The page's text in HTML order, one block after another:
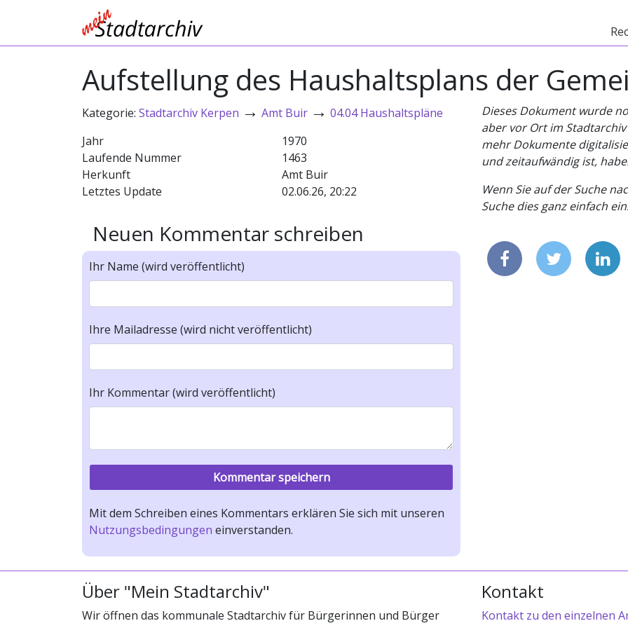
Aufstellung des Haushaltsplans der
Kategorie: Stadtarchiv Kerpen → Amt Buir → 04.04 Haushaltspläne
Jahr
1970
Laufende Nummer
1463
Herkunft
Amt Buir
Letztes Update
02.06.26, 20:22
Neuen Kommentar schreiben
Ihr Name (wird veröffentlicht)
Ihre Mailadresse (wird nicht veröffentlicht)
Ihr Kommentar (wird veröffentlicht)
Mit dem Schreiben eines Kommentars erklären Sie sich mit unseren
Nutzungsbedingungen einverstanden.
Dieses Dokument wurde
aber vor Ort im
mehr Dokumente
und zeitaufwändig ist,
Wenn Sie auf der Suche
Suche dies ganz einfach
Über "Mein Stadtarchiv"
Wir öffnen das kommunale Stadtarchiv für Bürgerinnen und Bürger
Kontakt
Kontakt zu den einzelnen